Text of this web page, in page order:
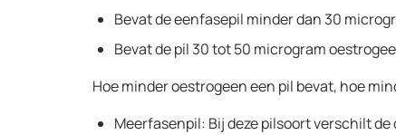
Bevat de eenfasepil minder dan 30
Bevat de pil 30 tot 50 microgram
Hoe minder oestrogeen een pil bevat, hoe
Meerfasenpil: Bij deze pilsoort verschilt